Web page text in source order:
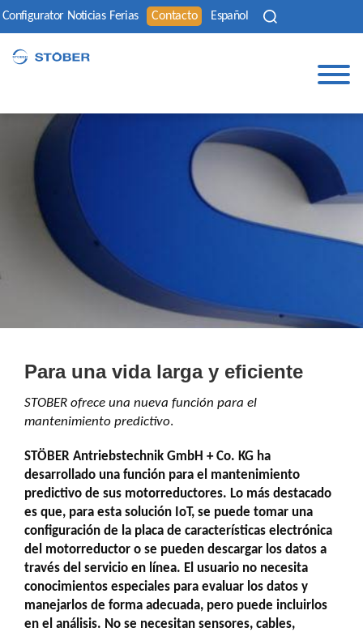
Configurator Noticias Ferias Contacto Español
Para una vida larga y eficiente
STOBER ofrece una nueva función para el
mantenimiento predictivo.
STÖBER Antriebstechnik GmbH + Co. KG ha
desarrollado una función para el mantenimiento
predictivo de sus motorreductores. Lo más destacado
es que, para esta solución IoT, se puede tomar una
configuración de la placa de características electrónica
del motorreductor o se pueden descargar los datos a
través del servicio en línea. El usuario no necesita
conocimientos especiales para evaluar los datos y
manejarlos de forma adecuada, pero puede incluirlos
en el análisis. No se necesitan sensores, cables,